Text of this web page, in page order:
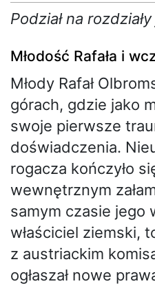
Podział na
Młodość Rafała i
Młody Rafał
górach, gdzie jako
swoje pierwsze
doświadczenia.
rogacza kończyło
wewnętrznym
samym czasie jego
właściciel ziemski,
z austriackim
ogłaszał nowe